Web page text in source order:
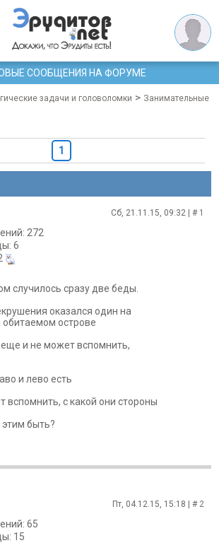
СООБЩЕНИЯ НА ФОРУМЕ
задачи и головоломки > Занимательные
1
Сб, 21.11.15, 09:32 | # 1
272
6
случилось сразу две беды.
оказался один на
обитаемом острове
еще и не может вспомнить,
и лево есть
вспомнить, с какой они стороны
этим быть?
Пт, 04.12.15, 15:18 | # 2
65
15